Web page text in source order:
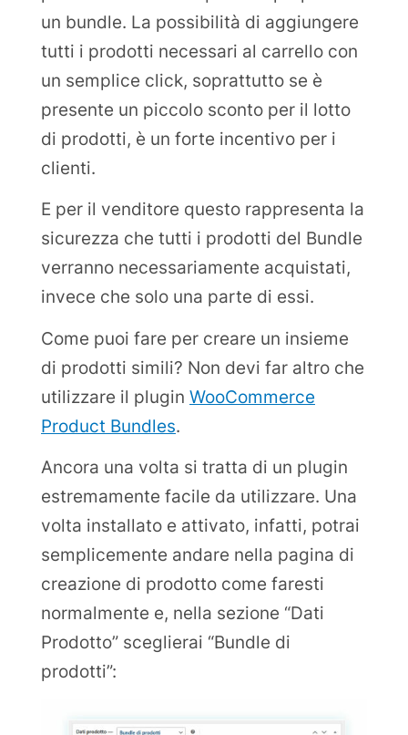
un bundle. La possibilità di aggiungere
tutti i prodotti necessari al carrello con
un semplice click, soprattutto se è
presente un piccolo sconto per il lotto
di prodotti, è un forte incentivo per i
clienti.
E per il venditore questo rappresenta la
sicurezza che tutti i prodotti del Bundle
verranno necessariamente acquistati,
invece che solo una parte di essi.
Come puoi fare per creare un insieme
di prodotti simili? Non devi far altro che
utilizzare il plugin WooCommerce
Product Bundles.
Ancora una volta si tratta di un plugin
estremamente facile da utilizzare. Una
volta installato e attivato, infatti, potrai
semplicemente andare nella pagina di
creazione di prodotto come faresti
normalmente e, nella sezione “Dati
Prodotto” sceglierai “Bundle di
prodotti”: